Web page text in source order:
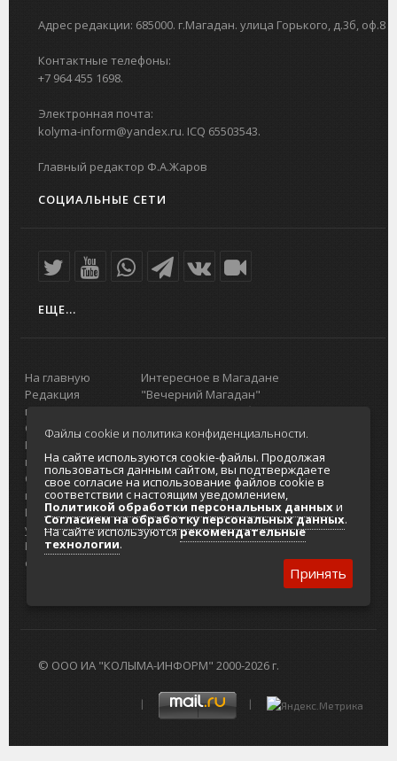
Адрес редакции: 685000. г.Магадан. улица Горького, д.3б, оф.8
Контактные телефоны:
+7 964 455 1698.
Электронная почта:
kolyma-inform@yandex.ru. ICQ 65503543.
Главный редактор Ф.А.Жаров
СОЦИАЛЬНЫЕ СЕТИ
ЕЩЕ...
На главную
Редакция
портала
О проекте
Реклама на
портале
Отзывы и
предложения
Интернет-
услуги
Разработка
сайтов
Интересное в Магадане
"Вечерний Магадан"
Городская доска объявлений
Реклама
Главный туристический портал
Колымы
Политика в отношении обработки
персональных данных
Согласие на обработку персональных
данных
© ООО ИА "КОЛЫМА-ИНФОРМ" 2000-2026 г.
Файлы cookie и политика конфиденциальности.
На сайте используются cookie-файлы. Продолжая
пользоваться данным сайтом, вы подтверждаете
свое согласие на использование файлов cookie в
соответствии с настоящим уведомлением,
Политикой обработки персональных данныхи
Согласием на обработку персональных данных.
На сайте используютсярекомендательные
технологии.
Принять